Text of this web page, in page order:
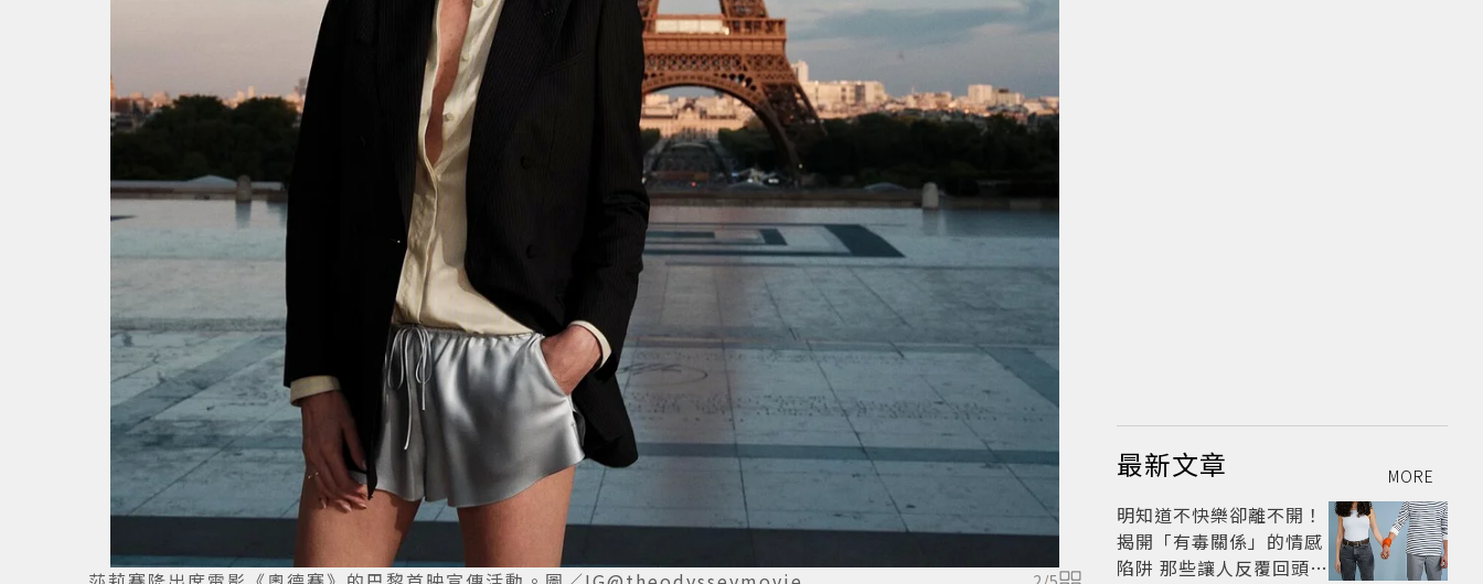
最新文章 MORE
明知道不快樂卻離不開！
揭開「有毒關係」的情感
陷阱 那些讓人反覆回頭的